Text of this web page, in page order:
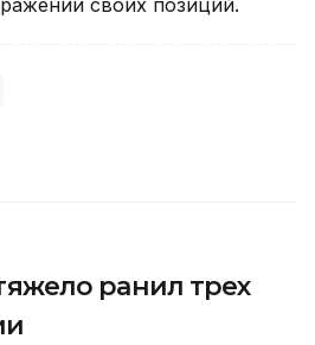
ранил трех